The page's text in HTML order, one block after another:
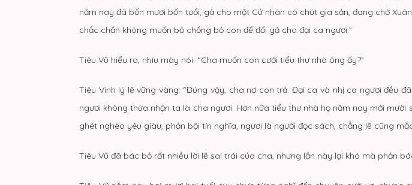
năm nay đã bốn mươi bốn tuổi, gả cho một Cử nhân có chút gia sản, đang chờ
chắc chắn không muốn bỏ chồng bỏ con để đổi gả cho đại ca ngươi.”
Tiêu Vũ hiểu ra, nhíu mày nói: “Cha muốn con cưới tiểu thư nhà ông ấy?”
Tiêu Vinh lý lẽ vững vàng: “Đúng vậy, cha nợ con trả. Đại ca và nhị ca ngươi đều
ngươi không thừa nhận ta là cha ngươi. Hơn nữa tiểu thư nhà họ năm nay mới
ghét nghèo yêu giàu, phản bội tín nghĩa, ngươi là người đọc sách, chẳng lẽ cũng
Tiêu Vũ đã bác bỏ rất nhiều lời lẽ sai trái của cha, nhưng lần này lại khó mà phản